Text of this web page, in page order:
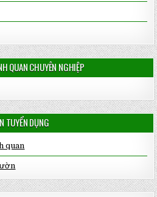
QUAN CHUYÊN NGHIỆP
TUYỂN DỤNG
quan